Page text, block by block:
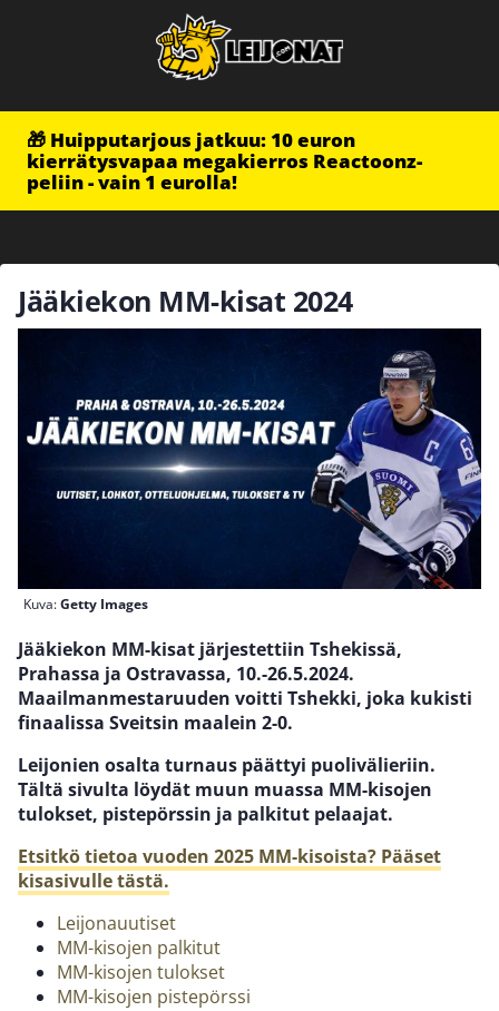
🎁 Huipputarjous jatkuu: 10 euron
kierrätysvapaa megakierros Reactoonz-
peliin - vain 1 eurolla!
Jääkiekon MM-kisat 2024
Kuva:Getty Images
Jääkiekon MM-kisat järjestettiin Tshekissä,
Prahassa ja Ostravassa, 10.-26.5.2024.
Maailmanmestaruuden voitti Tshekki, joka kukisti
finaalissa Sveitsin maalein 2-0.
Leijonien osalta turnaus päättyi puolivälieriin.
Tältä sivulta löydät muun muassa MM-kisojen
tulokset, pistepörssin ja palkitut pelaajat.
Etsitkö tietoa vuoden 2025 MM-kisoista? Pääset
kisasivulle tästä.
Leijonauutiset
MM-kisojen palkitut
MM-kisojen tulokset
MM-kisojen pistepörssi